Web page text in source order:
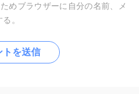
めブラウザーに自分の名前、メ
。